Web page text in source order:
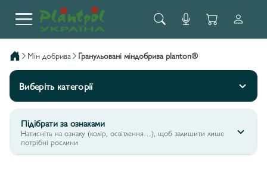
мін добрива гранульовані міндобрива planton®
Виберіть категорії
Підібрати за ознаками
Натисніть на ознаку (колір, освітлення…), щоб залишити лише
потрібні рослини